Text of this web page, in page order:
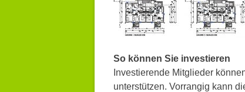
So können Sie investieren
Investierende Mitglieder
unterstützen. Vorrangig kann